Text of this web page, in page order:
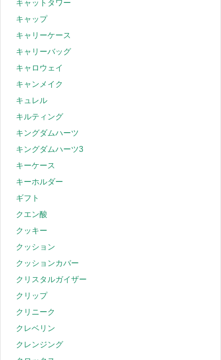
キャットタワー
キャップ
キャリーケース
キャリーバッグ
キャロウェイ
キャンメイク
キュレル
キルティング
キングダムハーツ
キングダムハーツ3
キーケース
キーホルダー
ギフト
クエン酸
クッキー
クッション
クッションカバー
クリスタルガイザー
クリップ
クリニーク
クレベリン
クレンジング